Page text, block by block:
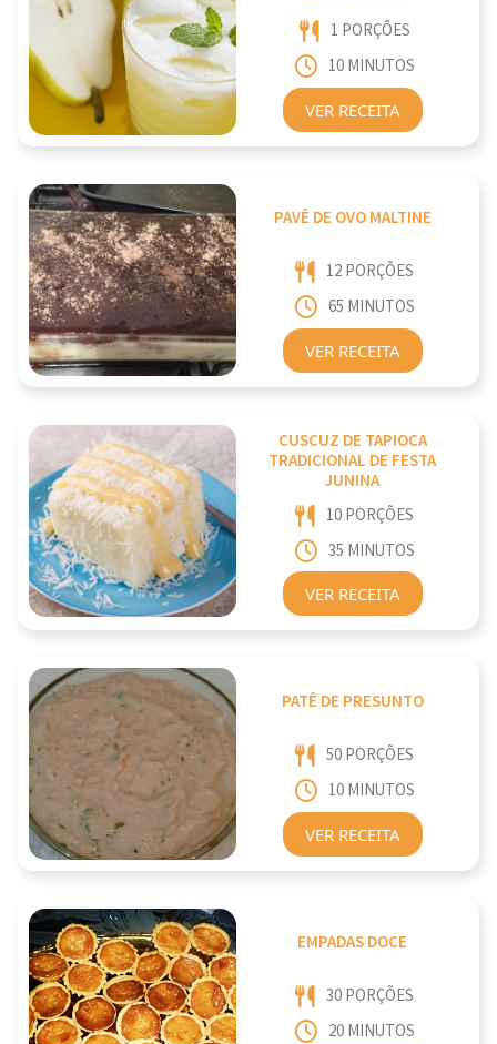
1 PORÇÕES
10 MINUTOS
VER RECEITA
PAVÊ DE OVO MALTINE
12 PORÇÕES
65 MINUTOS
VER RECEITA
CUSCUZ DE TAPIOCA
TRADICIONAL DE FESTA
JUNINA
10 PORÇÕES
35 MINUTOS
VER RECEITA
PATÊ DE PRESUNTO
50 PORÇÕES
10 MINUTOS
VER RECEITA
EMPADAS DOCE
30 PORÇÕES
20 MINUTOS